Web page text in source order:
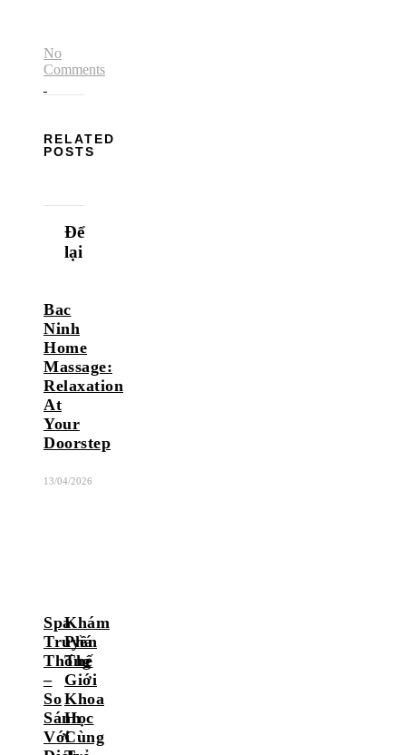
No
Comments
RELATED
POSTS
Bac
Ninh
Home
Massage:
Relaxation
At
Your
Doorstep
13/04/2026
Spa
Truyền
Thống
–
So
Sánh
Với
Khám
Phá
Thế
Giới
Khoa
Học
Cùng
Để
lại